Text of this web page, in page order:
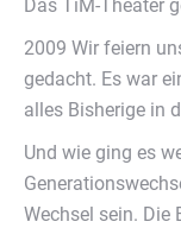
Das TiM-Theater
2009 Wir feiern
gedacht. Es war
alles Bisherige in
Und wie ging es
Wechsel sein. Die